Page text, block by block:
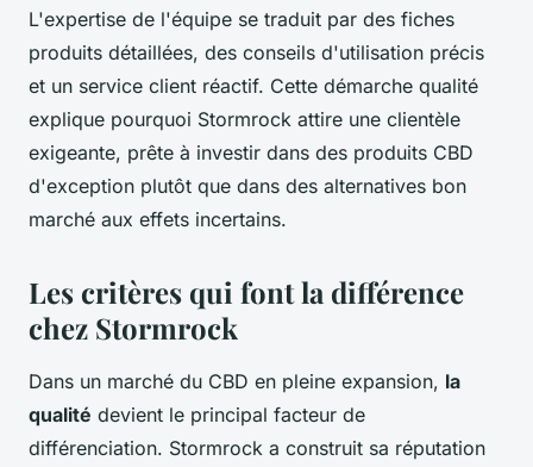
L'expertise de l'équipe se traduit par des fiches
produits détaillées, des conseils d'utilisation précis
et un service client réactif. Cette démarche qualité
explique pourquoi Stormrock attire une clientèle
exigeante, prête à investir dans des produits CBD
d'exception plutôt que dans des alternatives bon
marché aux effets incertains.
Les critères qui font la différence
chez Stormrock
Dans un marché du CBD en pleine expansion, la
qualité devient le principal facteur de
différenciation. Stormrock a construit sa réputation